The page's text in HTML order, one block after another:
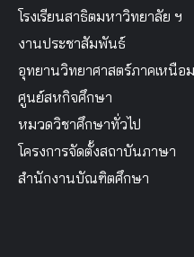
โรงเรียนสาธิตมหาวิทยาลัย ฯ
งานประชาสัมพันธ์
อุทยานวิทยาศาสตร์ภาคเหนือ
ศูนย์สหกิจศึกษา
หมวดวิชาศึกษาทั่วไป
โครงการจัดตั้งสถาบันภาษา
สำนักงานบัณฑิตศึกษา